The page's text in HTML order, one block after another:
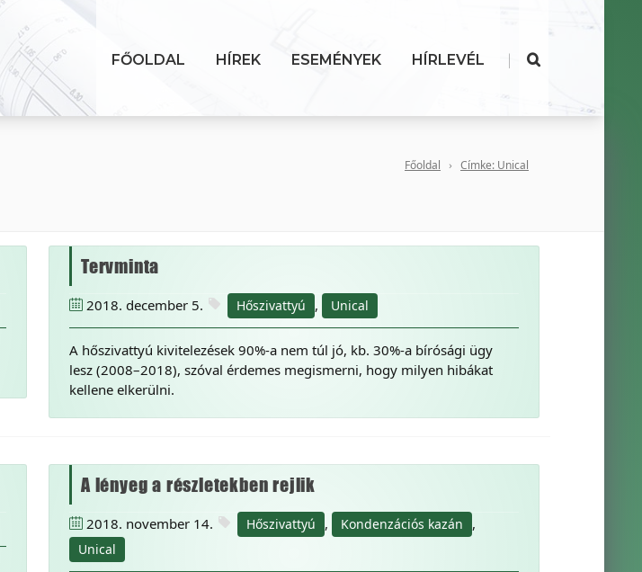
FŐOLDAL HÍREK ESEMÉNYEK HÍRLEVÉL |
Főoldal Címke: Unical
Tervminta
2018. december 5. Hőszivattyú , Unical
A hőszivattyú kivitelezések 90%-a nem túl jó, kb. 30%-a bírósági ügy
lesz (2008–2018), szóval érdemes megismerni, hogy milyen hibákat
kellene elkerülni.
A lényeg a részletekben rejlik
2018. november 14. Hőszivattyú , Kondenzációs kazán ,
Unical